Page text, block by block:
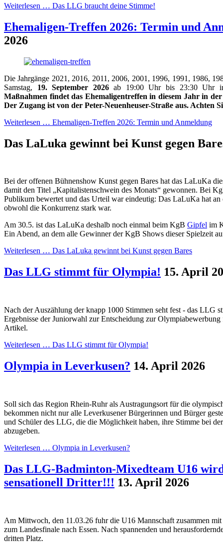
Weiterlesen … Das LLG braucht deine Stimme!
Ehemaligen-Treffen 2026: Termin und
2026
Die Jahrgänge 2021, 2016, 2011, 2006, 2001, 1996, 1991, 1986,
Samstag, 19. September 2026ab 19:00 Uhr bis 23:30 Uhr
Maßnahmen findet das Ehemaligentreffen in diesem Jahr in
Der Zugang ist von der Peter-Neuenheuser-Straße aus. Achten
Weiterlesen … Ehemaligen-Treffen 2026: Termin und Anmeldung
Das LaLuka gewinnt bei Kunst gegen
Bei der offenen Bühnenshow Kunst gegen Bares hat das LaLuKa
damit den Titel „Kapitalistenschwein des Monats“ gewonnen. Bei
Publikum bewertet und das Urteil war eindeutig: Das LaLuKa hat an
obwohl die Konkurrenz stark war.
Am 30.5. ist das LaLuKa deshalb noch einmal beim KgB Gipfel im
Ein Abend, an dem alle Gewinner der KgB Shows dieser Spielzeit
Weiterlesen … Das LaLuka gewinnt bei Kunst gegen Bares
Das LLG stimmt für Olympia! 15. April
Nach der Auszählung der knapp 1000 Stimmen seht fest - das LLG
Ergebnisse der Juniorwahl zur Entscheidung zur
Artikel.
Weiterlesen … Das LLG stimmt für Olympia!
Olympia in Leverkusen? 14. April 2026
Soll sich das Region Rhein-Ruhr als Austragungsort für die
bekommen nicht nur alle Leverkusener Bürgerinnen und Bürger
und Schüler des LLG, die die Möglichkeit haben, ihre Stimme bei
abzugeben.
Weiterlesen … Olympia in Leverkusen?
Das LLG-Badminton-Mixedteam U16
sensationell Dritter!!! 13. April 2026
Am Mittwoch, den 11.03.26 fuhr die U16 Mannschaft zusammen
zum Landesfinale nach Essen. Nach spannenden und
dritten Platz.